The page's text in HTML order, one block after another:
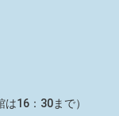
16：30まで）